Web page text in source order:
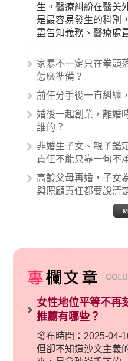
生。醫療糾紛在醫美
是最容易發生的科別
盡告知義務、醫療處
顧失當、醫療費用的
生與病患之間引起的
例中最後都走向訴訟
的內容其實非常多，
家暴不一定只在拳頭
怎麼準備？
前任分手後一直糾纏
婚後一起創業，離婚
誰的？
非婚生子女、親子鑑
責任不能只靠一句不
高齡父母再婚，子女
與照顧責任都要說清
女性地位平等不再
推薦有哪些？
發布時間：2025-04-
但卻不知道沙文主義